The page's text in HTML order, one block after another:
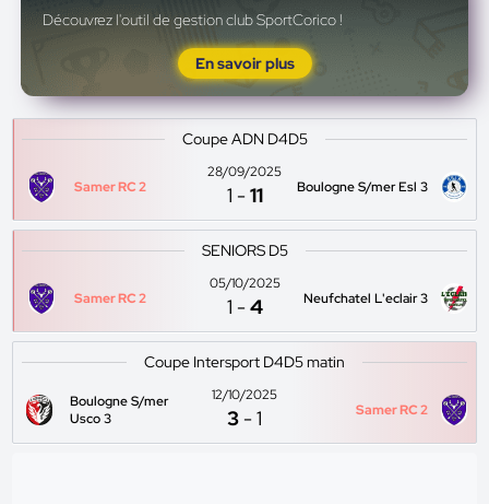
Découvrez l'outil de gestion club SportCorico !
En savoir plus
Coupe ADN D4D5
Samer RC 2
28/09/2025
1 -11 Boulogne S/mer Esl 3
SENIORS D5
Samer RC 2
05/10/2025
1 -4 Neufchatel L'eclair 3
Coupe Intersport D4D5 matin
Boulogne S/mer
Usco 3
12/10/2025
3 -1 Samer RC 2